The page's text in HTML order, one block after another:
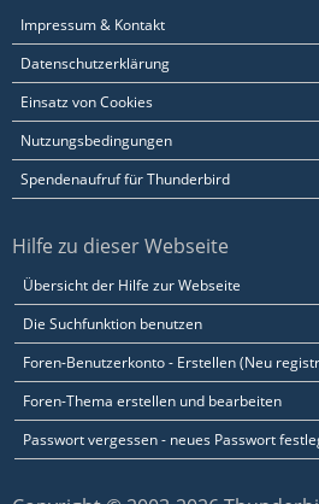
Impressum & Kontakt
Datenschutzerklärung
Einsatz von Cookies
Nutzungsbedingungen
Spendenaufruf für Thunderbird
Hilfe zu dieser Webseite
Übersicht der Hilfe zur Webseite
Die Suchfunktion benutzen
Foren-Benutzerkonto - Erstellen (Neu
Foren-Thema erstellen und bearbeiten
Passwort vergessen - neues Passwort